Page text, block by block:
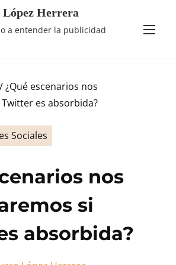
Herrera
a entender la publicidad
/ ¿Qué escenarios nos
es absorbida?
Sociales
nos
si
absorbida?